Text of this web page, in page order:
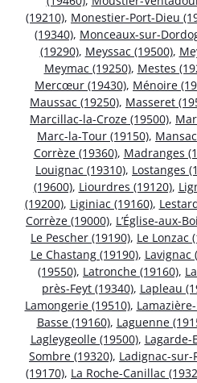
(19210), Monestier-Port-Dieu
(19340), Monceaux-sur-
(19290), Meyssac (19500),
Meymac (19250), Mestes
Mercœur (19430), Ménoire
Maussac (19250), Masseret
Marcillac-la-Croze (19500),
Marc-la-Tour (19150),
Corrèze (19360), Madranges
Louignac (19310), Lostanges
(19600), Liourdres (19120),
(19200), Liginiac (19160),
Corrèze (19000), L’Église-aux-
Le Pescher (19190), Le Lonzac
Le Chastang (19190), Lavignac
(19550), Latronche (19160),
près-Feyt (19340), Lapleau
Lamongerie (19510),
Basse (19160), Laguenne
Lagleygeolle (19500), Lagarde-
Sombre (19320), Ladignac-sur-
(19170), La Roche-Canillac